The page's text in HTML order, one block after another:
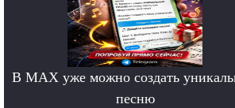
В MAX уже можно создать
песню